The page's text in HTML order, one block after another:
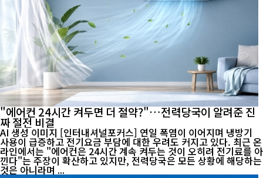
"에어컨 24시간 켜두면 더 절약?"…전력당국이 알려준 진
짜 절전 비결
AI 생성 이미지 [인터내셔널포커스] 연일 폭염이 이어지며 냉방기
사용이 급증하고 전기요금 부담에 대한 우려도 커지고 있다. 최근 온
라인에서는 "에어컨은 24시간 계속 켜두는 것이 오히려 전기료를 아
낀다"는 주장이 확산하고 있지만, 전력당국은 모든 상황에 해당하는
것은 아니라며 ...